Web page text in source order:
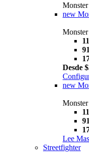
Monster
new
Monster
Desde
new
Lee Mas
Streetfighter